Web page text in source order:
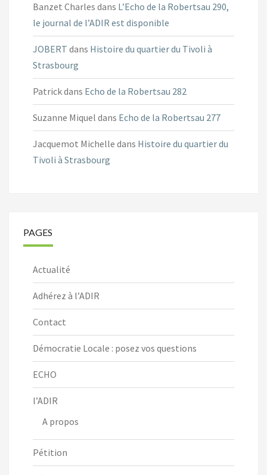
Banzet Charles dans L’Echo de la Robertsau 290,
le journal de l’ADIR est disponible
JOBERT dans Histoire du quartier du Tivoli à
Strasbourg
Patrickdans Echo de la Robertsau 282
Suzanne Miquel dans Echo de la Robertsau 277
Jacquemot Michelle dans Histoire du quartier du
Tivoli à Strasbourg
PAGES
Actualité
Adhérez à l’ADIR
Contact
Démocratie Locale : posez vos questions
ECHO
l’ADIR
A propos
Pétition